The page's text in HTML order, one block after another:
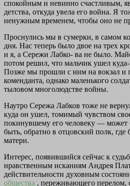
спокойным и невинно счастливым,
детства, откуда увела его война. Я
ненужным временем, чтобы оно не
Проснулись мы в сумерки, в самом
дня. Нас теперь было двое на трех
и я, а Сережи Лабко- ва не было.
потом решил, что мальчик ушел
Позже мы прошли с ним на вокзал и
коменданта, однако маленького
тыловом многолюдстве войны.
Наутро Сережа Лабков тоже не
куда он ушел, томимый чувством
покинувшему его человеку — может
быть, обратно в отцовский полк,
матери.
Интерес, появившийся сейчас к
нравственным исканиям Андрея
действительности духовным
общества , переживающего перелом,